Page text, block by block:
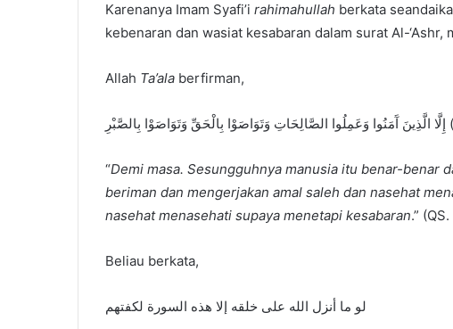
Karenanya Imam Syafi’i rahimahullah berkata
kebenaran dan wasiat kesabaran dalam surat Al-‘Ashr,
Allah Ta’ala berfirman,
“Demi masa. Sesungguhnya manusia itu benar-benar
beriman dan mengerjakan amal saleh dan nasehat
nasehat menasehati supaya menetapi kesabaran.”
Beliau berkata,
لو ما أنزل الله على خلقه إلا هذه السورة لكفتهم